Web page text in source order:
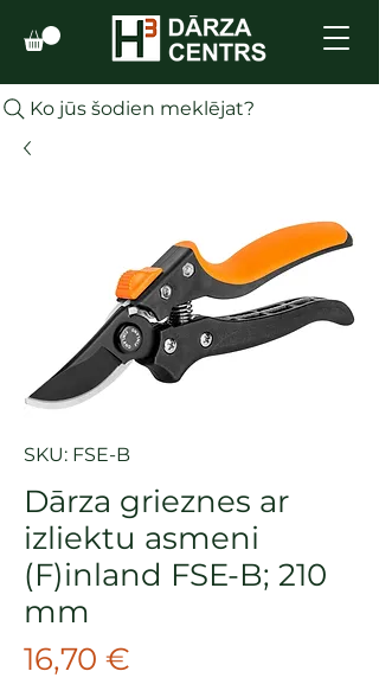
Ko jūs šodien meklējat?
SKU: FSE-B
Dārza grieznes ar
izliektu asmeni
(F)inland FSE-B; 210
mm
16,70 €